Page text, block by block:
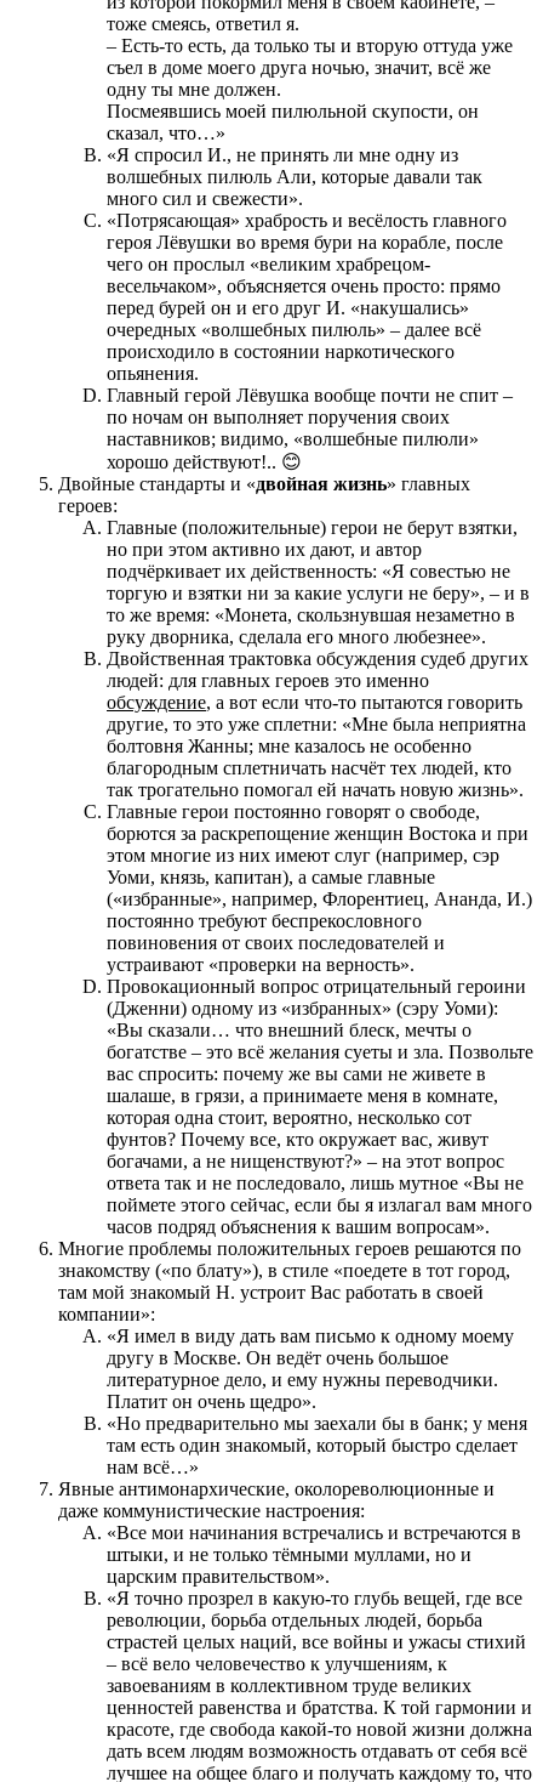
тоже смеясь, ответил я.
– Есть-то есть, да только ты и вторую оттуда уже
съел в доме моего друга ночью, значит, всё же
одну ты мне должен.
Посмеявшись моей пилюльной скупости, он
сказал, что…»
«Я спросил И., не принять ли мне одну из
волшебных пилюль Али, которые давали так
много сил и свежести».
«Потрясающая» храбрость и весёлость главного
героя Лёвушки во время бури на корабле, после
чего он прослыл «великим храбрецом-
весельчаком», объясняется очень просто: прямо
перед бурей он и его друг И. «накушались»
очередных «волшебных пилюль» – далее всё
происходило в состоянии наркотического
опьянения.
Главный герой Лёвушка вообще почти не спит –
по ночам он выполняет поручения своих
наставников; видимо, «волшебные пилюли»
хорошо действуют!.. 😊
Двойные стандарты и «двойная жизнь» главных
героев:
Главные (положительные) герои не берут взятки,
но при этом активно их дают, и автор
подчёркивает их действенность: «Я совестью не
торгую и взятки ни за какие услуги не беру», – и в
то же время: «Монета, скользнувшая незаметно в
руку дворника, сделала его много любезнее».
Двойственная трактовка обсуждения судеб других
людей: для главных героев это именно
обсуждение, а вот если что-то пытаются говорить
другие, то это уже сплетни: «Мне была неприятна
болтовня Жанны; мне казалось не особенно
благородным сплетничать насчёт тех людей, кто
так трогательно помогал ей начать новую жизнь».
Главные герои постоянно говорят о свободе,
борются за раскрепощение женщин Востока и при
этом многие из них имеют слуг (например, сэр
Уоми, князь, капитан), а самые главные
(«избранные», например, Флорентиец, Ананда, И.)
постоянно требуют беспрекословного
повиновения от своих последователей и
устраивают «проверки на верность».
Провокационный вопрос отрицательный героини
(Дженни) одному из «избранных» (сэру Уоми):
«Вы сказали… что внешний блеск, мечты о
богатстве – это всё желания суеты и зла. Позвольте
вас спросить: почему же вы сами не живете в
шалаше, в грязи, а принимаете меня в комнате,
которая одна стоит, вероятно, несколько сот
фунтов? Почему все, кто окружает вас, живут
богачами, а не нищенствуют?» – на этот вопрос
ответа так и не последовало, лишь мутное «Вы не
поймете этого сейчас, если бы я излагал вам много
часов подряд объяснения к вашим вопросам».
Многие проблемы положительных героев решаются по
знакомству («по блату»), в стиле «поедете в тот город,
там мой знакомый Н. устроит Вас работать в своей
компании»:
«Я имел в виду дать вам письмо к одному моему
другу в Москве. Он ведёт очень большое
литературное дело, и ему нужны переводчики.
Платит он очень щедро».
«Но предварительно мы заехали бы в банк; у меня
там есть один знакомый, который быстро сделает
нам всё…»
Явные антимонархические, околореволюционные и
даже коммунистические настроения:
«Все мои начинания встречались и встречаются в
штыки, и не только тёмными муллами, но и
царским правительством».
«Я точно прозрел в какую-то глубь вещей, где все
революции, борьба отдельных людей, борьба
страстей целых наций, все войны и ужасы стихий
– всё вело человечество к улучшениям, к
завоеваниям в коллективном труде великих
ценностей равенства и братства. К той гармонии и
красоте, где свобода какой-то новой жизни должна
дать всем людям возможность отдавать от себя всё
лучшее на общее благо и получать каждому то, что